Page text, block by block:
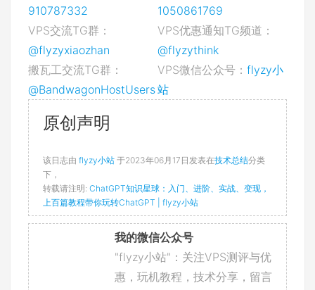
910787332
1050861769
VPS交流TG群：
@flyzyxiaozhan
VPS优惠通知TG频道：
@flyzythink
搬瓦工交流TG群：
@BandwagonHostUsers
VPS微信公众号： flyzy小
站
原创声明
该日志由 flyzy小站 于2023年06月17日发表在技术总结分类
下，
转载请注明: ChatGPT知识星球：入门、进阶、实战、变现，
上百篇教程带你玩转ChatGPT | flyzy小站
我的微信公众号
"flyzy小站"：关注VPS测评与优
惠，玩机教程，技术分享，留言